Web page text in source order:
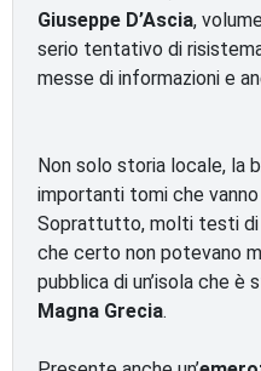
Giuseppe D’Ascia,
serio tentativo di
messe di informazioni e
Non solo storia locale, la
importanti tomi che
Soprattutto, molti testi di
che certo non potevano
pubblica di un’isola che è
Magna Grecia.